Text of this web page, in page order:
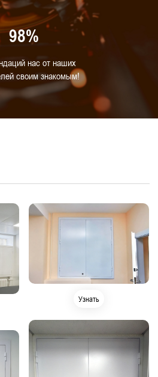
98%
нас от наших
своим знакомым!
Узнать